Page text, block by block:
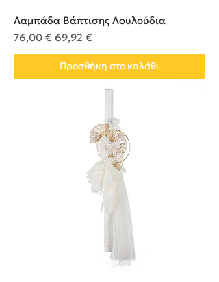
Λαμπάδα Βάπτισης Λουλούδια
Κανονική τιμή
76,00 € Τιμή Έκπτωσης
69,92 €
Προσθήκη στο καλάθι